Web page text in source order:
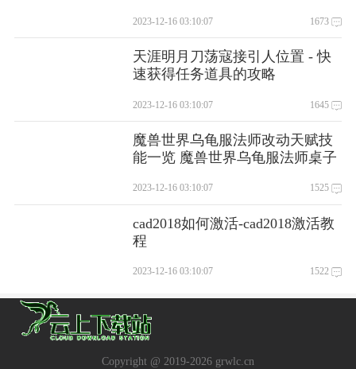
2023-12-16 03:10:07 1673
天涯明月刀荡寇接引人位置 - 快
速获得任务道具的攻略
2023-12-16 03:10:07 1645
魔兽世界乌龟服法师改动天赋技
能一览 魔兽世界乌龟服法师桌子
2023-12-16 03:10:07 1525
cad2018如何激活-cad2018激活教
程
2023-12-16 03:10:07 1522
Copyright @ 2019-2026 grwlc.cn